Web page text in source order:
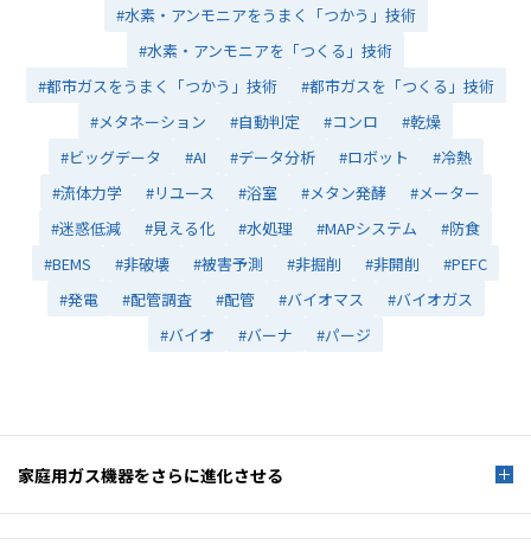
#水素・アンモニアをうまく「つかう」技術
#水素・アンモニアを「つくる」技術
#都市ガスをうまく「つかう」技術
#都市ガスを「つくる」技術
#メタネーション
#自動判定 #コンロ
#乾燥
#ビッグデータ
#AI #データ分析 #ロボット
#冷熱
#流体力学
#リユース #浴室 #メタン発酵
#メーター
#迷惑低減
#見える化 #水処理 #MAPシステム
#防食
#BEMS
#非破壊 #被害予測 #非掘削 #非開削
#PEFC
#発電
#配管調査 #配管 #バイオマス
#バイオガス
#バイオ
#バーナ #パージ
家庭用ガス機器をさらに進化させる